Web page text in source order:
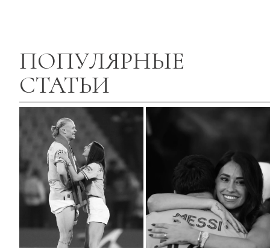
ПОПУЛЯРНЫЕ
СТАТЬИ